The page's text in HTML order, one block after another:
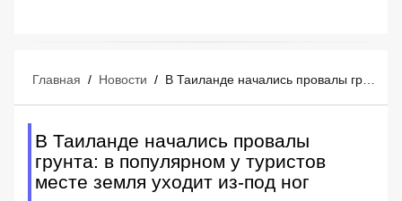
Главная / Новости /
В Таиланде начались провалы
грунта: в популярном у туристов
месте земля уходит из-под ног